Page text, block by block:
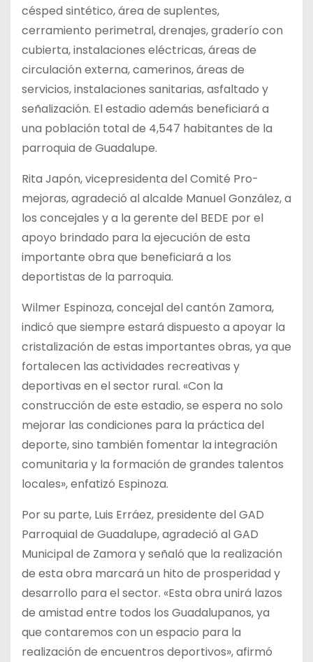
césped sintético, área de suplentes,
cerramiento perimetral, drenajes, graderío con
cubierta, instalaciones eléctricas, áreas de
circulación externa, camerinos, áreas de
servicios, instalaciones sanitarias, asfaltado y
señalización. El estadio además beneficiará a
una población total de 4,547 habitantes de la
parroquia de Guadalupe.
Rita Japón, vicepresidenta del Comité Pro-
mejoras, agradeció al alcalde Manuel González, a
los concejales y a la gerente del BEDE por el
apoyo brindado para la ejecución de esta
importante obra que beneficiará a los
deportistas de la parroquia.
Wilmer Espinoza, concejal del cantón Zamora,
indicó que siempre estará dispuesto a apoyar la
cristalización de estas importantes obras, ya que
fortalecen las actividades recreativas y
deportivas en el sector rural. «Con la
construcción de este estadio, se espera no solo
mejorar las condiciones para la práctica del
deporte, sino también fomentar la integración
comunitaria y la formación de grandes talentos
locales», enfatizó Espinoza.
Por su parte, Luis Erráez, presidente del GAD
Parroquial de Guadalupe, agradeció al GAD
Municipal de Zamora y señaló que la realización
de esta obra marcará un hito de prosperidad y
desarrollo para el sector. «Esta obra unirá lazos
de amistad entre todos los Guadalupanos, ya
que contaremos con un espacio para la
realización de encuentros deportivos», afirmó